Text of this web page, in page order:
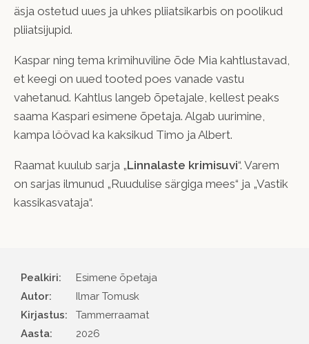
äsja ostetud uues ja uhkes pliiatsikarbis on poolikud
pliiatsijupid.
Kaspar ning tema krimihuviline õde Mia kahtlustavad,
et keegi on uued tooted poes vanade vastu
vahetanud. Kahtlus langeb õpetajale, kellest peaks
saama Kaspari esimene õpetaja. Algab uurimine,
kampa löövad ka kaksikud Timo ja Albert.
Raamat kuulub sarja „Linnalaste krimisuvi“. Varem
on sarjas ilmunud „Ruudulise särgiga mees“ ja „Vastik
kassikasvataja“.
Pealkiri:
Esimene õpetaja
Autor
Ilmar Tomusk
Kirjastus
Tammerraamat
Aasta
2026